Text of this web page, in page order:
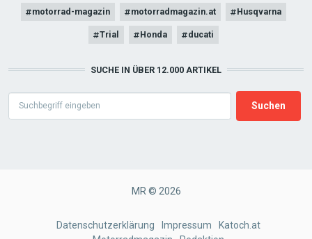
motorrad-magazin motorradmagazin.at Husqvarna
Trial Honda ducati
SUCHE IN ÜBER 12.000 ARTIKEL
MR © 2026
Datenschutzerklärung Impressum
Katoch.at